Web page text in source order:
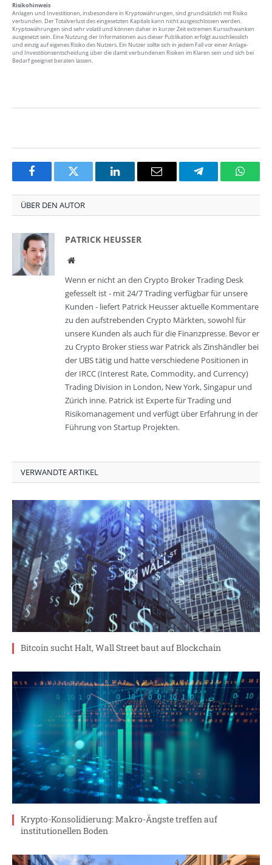
Risikohinweis
Anlagen und Investitionen, insbesondere in Kryptowährungen, sind grundsätzlich mit Risiko
verbunden. Der Totalverlust des eingesetzten Kapitals kann nicht ausgeschlossen werden.
Kryptowährungen sind sehr volatil und können daher in kurzer Zeit extremen Kursschwanken
ausgesetzt sein. Eine Nutzung der Informationen aus dieser Publikation erfolgt ausschliesslich
und einzig auf eigenes Risiko des Nutzers. Ein Nutzer sollte sich in jedem Fall vor einer Anlage-
und Investitionsentscheidung über die damit verbundenen Risiken im Klaren sein und sich bei
Bedarf geeignet beraten lassen.
FacebookTwitter LinkedInEmail Telegram
ÜBER DEN AUTOR
PATRICK HEUSSER
Website
Wenn er nicht an den Crypto Broker Trading Desk
gefesselt ist - mit 24/7 Trading verfügbar für unsere
Kunden - liefert Patrick Heusser aktuelle Kommentare
zu den aufstrebenden Crypto Märkten, sowohl für
unsere Kunden als auch für die Finanzpresse. Bevor er
zu Crypto Broker stiess war Patrick als Zinshändler bei
der UBS tätig und hatte verschiedene Positionen in
der IRCC (Interest Rate, Commodity, and Currency)
Trading Division in London, New York, Singapur und
Zürich inne. Patrick ist Experte für Trading und
Risikomanagement und verfügt über Erfahrung in der
Führung von Startup Projekten.
VERWANDTE ARTIKEL
Bitcoin sucht Halt, Wall Street baut auf Blockchain
Krypto-Konsolidierung: Makro-Ängste treffen auf
institutionellen Boden